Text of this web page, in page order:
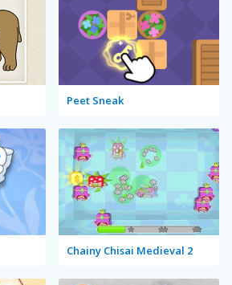
Peet Sneak
Chainy Chisai Medieval 2